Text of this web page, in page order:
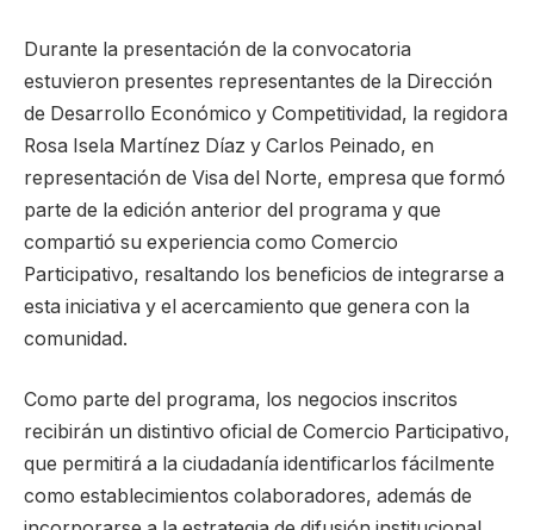
Durante la presentación de la convocatoria
estuvieron presentes representantes de la Dirección
de Desarrollo Económico y Competitividad, la regidora
Rosa Isela Martínez Díaz y Carlos Peinado, en
representación de Visa del Norte, empresa que formó
parte de la edición anterior del programa y que
compartió su experiencia como Comercio
Participativo, resaltando los beneficios de integrarse a
esta iniciativa y el acercamiento que genera con la
comunidad.
Como parte del programa, los negocios inscritos
recibirán un distintivo oficial de Comercio Participativo,
que permitirá a la ciudadanía identificarlos fácilmente
como establecimientos colaboradores, además de